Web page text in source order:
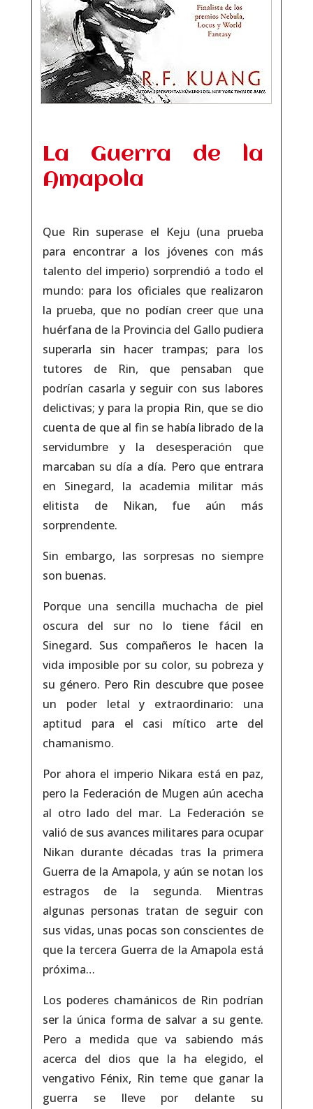
La Guerra de la
Amapola
Que Rin superase el Keju (una prueba
para encontrar a los jóvenes con más
talento del imperio) sorprendió a todo el
mundo: para los oficiales que realizaron
la prueba, que no podían creer que una
huérfana de la Provincia del Gallo pudiera
superarla sin hacer trampas; para los
tutores de Rin, que pensaban que
podrían casarla y seguir con sus labores
delictivas; y para la propia Rin, que se dio
cuenta de que al fin se había librado de la
servidumbre y la desesperación que
marcaban su día a día. Pero que entrara
en Sinegard, la academia militar más
elitista de Nikan, fue aún más
sorprendente.
Sin embargo, las sorpresas no siempre
son buenas.
Porque una sencilla muchacha de piel
oscura del sur no lo tiene fácil en
Sinegard. Sus compañeros le hacen la
vida imposible por su color, su pobreza y
su género. Pero Rin descubre que posee
un poder letal y extraordinario: una
aptitud para el casi mítico arte del
chamanismo.
Por ahora el imperio Nikara está en paz,
pero la Federación de Mugen aún acecha
al otro lado del mar. La Federación se
valió de sus avances militares para ocupar
Nikan durante décadas tras la primera
Guerra de la Amapola, y aún se notan los
estragos de la segunda. Mientras
algunas personas tratan de seguir con
sus vidas, unas pocas son conscientes de
que la tercera Guerra de la Amapola está
próxima…
Los poderes chamánicos de Rin podrían
ser la única forma de salvar a su gente.
Pero a medida que va sabiendo más
acerca del dios que la ha elegido, el
vengativo Fénix, Rin teme que ganar la
guerra se lleve por delante su